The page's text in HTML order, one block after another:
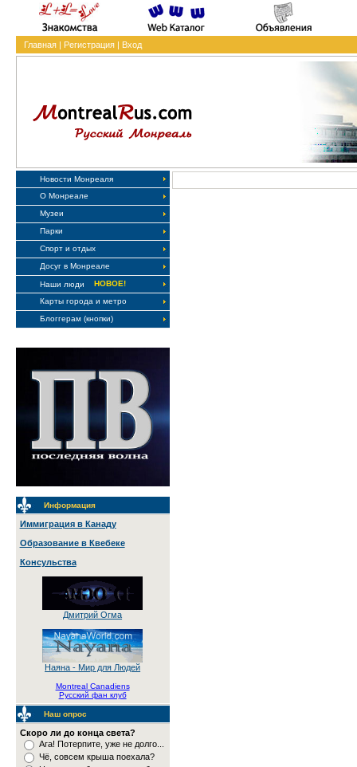
Главная| Регистрация| Вход
Новости Монреаля
О Монреале
Музеи
Парки
Спорт и отдых
Досуг в Монреале
Наши люди
НОВОЕ!
Карты города и метро
Блоггерам (кнопки)
Информация
Иммиграция в Канаду
Образование в Квебеке
Консульства
Дмитрий Огма
Наяна - Мир для Людей
Montreal Canadiens
Русский фан клуб
Наш опрос
Скоро ли до конца света?
Ага! Потерпите, уже не долго...
Чё, совсем крыша поехала?